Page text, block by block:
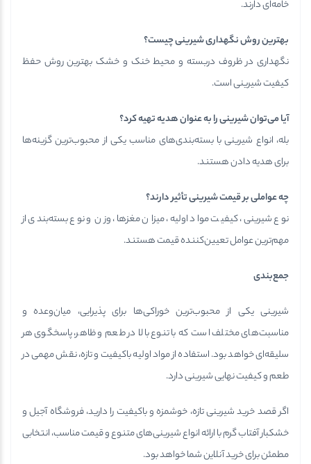
خامه‌ای دارند.
بهترین روش نگهداری شیرینی چیست؟
نگهداری در ظروف دربسته و محیط خنک و خشک بهترین روش حفظ
کیفیت شیرینی است.
آیا می‌توان شیرینی را به عنوان هدیه تهیه کرد؟
بله، انواع شیرینی با بسته‌بندی‌های مناسب یکی از محبوب‌ترین گزینه‌ها
برای هدیه دادن هستند.
چه عواملی بر قیمت شیرینی تأثیر دارند؟
نوع شیرینی، کیفیت مواد اولیه، میزان مغزها، وزن و نوع بسته‌بندی از
مهم‌ترین عوامل تعیین‌کننده قیمت هستند.
جمع‌بندی
شیرینی یکی از محبوب‌ترین خوراکی‌ها برای پذیرایی، میان‌وعده و
مناسبت‌های مختلف است که با تنوع بالا در طعم و ظاهر، پاسخگوی هر
سلیقه‌ای خواهد بود. استفاده از مواد اولیه باکیفیت و تازه، نقش مهمی در
طعم و کیفیت نهایی شیرینی دارد.
اگر قصد خرید شیرینی تازه، خوشمزه و باکیفیت را دارید، فروشگاه آجیل و
خشکبار آفتاب گرم با ارائه انواع شیرینی‌های متنوع و قیمت مناسب، انتخابی
مطمئن برای خرید آنلاین شما خواهد بود.